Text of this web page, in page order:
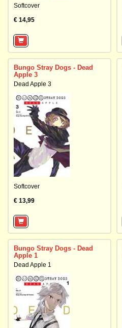
Softcover
€ 14,95
Bungo Stray Dogs - Dead
Apple 3
Dead Apple 3
Softcover
€ 13,99
Bungo Stray Dogs - Dead
Apple 1
Dead Apple 1